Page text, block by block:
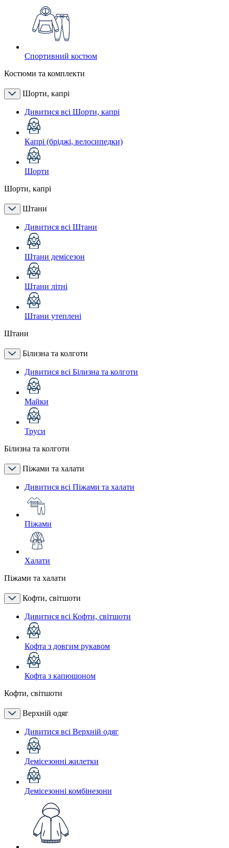
Спортивний костюм
Костюми та комплекти
Шорти, капрі
Дивитися всі Шорти, капрі
Капрі (бріджі, велосипедки)
Шорти
Шорти, капрі
Штани
Дивитися всі Штани
Штани демісезон
Штани літні
Штани утеплені
Штани
Білизна та колготи
Дивитися всі Білизна та колготи
Майки
Труси
Білизна та колготи
Піжами та халати
Дивитися всі Піжами та халати
Піжами
Халати
Піжами та халати
Кофти, світшоти
Дивитися всі Кофти, світшоти
Кофта з довгим рукавом
Кофта з капюшоном
Кофти, світшоти
Верхній одяг
Дивитися всі Верхній одяг
Демісезонні жилетки
Демісезонні комбінезони